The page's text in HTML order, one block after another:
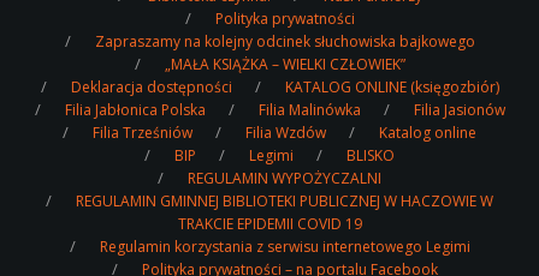
Polityka prywatności
Zapraszamy na kolejny odcinek słuchowiska bajkowego
„MAŁA KSIĄŻKA – WIELKI CZŁOWIEK”
Deklaracja dostępności
KATALOG ONLINE (księgozbiór)
Filia Jabłonica Polska
Filia Malinówka
Filia Jasionów
Filia Trześniów
Filia Wzdów
Katalog online
BIP
Legimi
BLISKO
REGULAMIN WYPOŻYCZALNI
REGULAMIN GMINNEJ BIBLIOTEKI PUBLICZNEJ W HACZOWIE W
TRAKCIE EPIDEMII COVID 19
Regulamin korzystania z serwisu internetowego Legimi
Polityka prywatności – na portalu Facebook